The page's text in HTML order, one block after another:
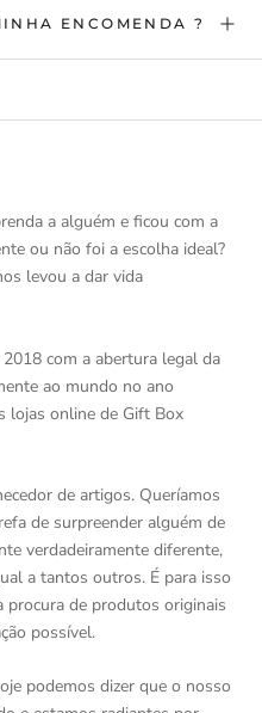
ENCOMENDA ?
a alguém e ficou com a
ou não foi a escolha ideal?
levou a dar vida
com a abertura legal da
ao mundo no ano
lojas online de Gift Box
de artigos. Queríamos
de surpreender alguém de
verdadeiramente diferente,
a tantos outros. É para isso
de produtos originais
possível.
podemos dizer que o nosso